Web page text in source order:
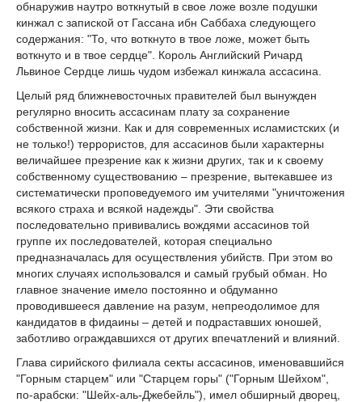
обнаружив наутро воткнутый в свое ложе возле подушки
кинжал с запиской от Гассана ибн Саббаха следующего
содержания: "То, что воткнуто в твое ложе, может быть
воткнуто и в твое сердце". Король Английский Ричард
Львиное Сердце лишь чудом избежал кинжала ассасина.
Целый ряд ближневосточных правителей был вынужден
регулярно вносить ассасинам плату за сохранение
собственной жизни. Как и для современных исламистских (и
не только!) террористов, для ассасинов были характерны
величайшее презрение как к жизни других, так и к своему
собственному существованию – презрение, вытекавшее из
систематически проповедуемого им учителями "уничтожения
всякого страха и всякой надежды". Эти свойства
последовательно прививались вождями ассасинов той
группе их последователей, которая специально
предназначалась для осуществления убийств. При этом во
многих случаях использовался и самый грубый обман. Но
главное значение имело постоянно и обдуманно
проводившееся давление на разум, непреодолимое для
кандидатов в фидаины – детей и подраставших юношей,
заботливо ограждавшихся от других впечатлений и влияний.
Глава сирийского филиала секты ассасинов, именовавшийся
"Горным старцем" или "Старцем горы" ("Горным Шейхом",
по-арабски: "Шейх-аль-Джебейль"), имел обширный дворец,